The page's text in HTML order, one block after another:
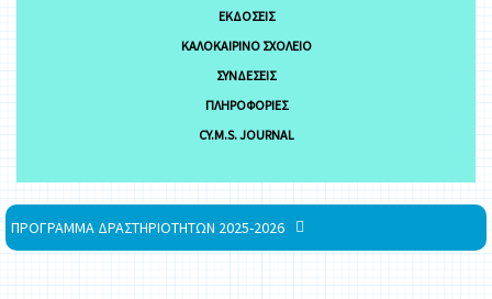
ΕΚΔΌΣΕΙΣ
ΚΑΛΟΚΑΙΡΙΝΌ ΣΧΟΛΕΊΟ
ΣΥΝΔΈΣΕΙΣ
ΠΛΗΡΟΦΟΡΊΕΣ
CY.M.S. JOURNAL
ΠΡΟΓΡΑΜΜΑ ΔΡΑΣΤΗΡΙΟΤΗΤΩΝ 2025-2026